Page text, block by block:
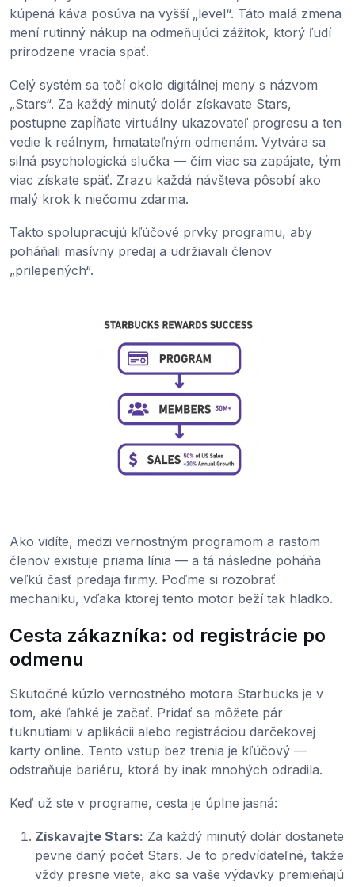
kúpená káva posúva na vyšší „level“. Táto malá zmena
mení rutinný nákup na odmeňujúci zážitok, ktorý ľudí
prirodzene vracia späť.
Celý systém sa točí okolo digitálnej meny s názvom
„Stars“. Za každý minutý dolár získavate Stars,
postupne zapĺňate virtuálny ukazovateľ progresu a ten
vedie k reálnym, hmatateľným odmenám. Vytvára sa
silná psychologická slučka — čím viac sa zapájate, tým
viac získate späť. Zrazu každá návšteva pôsobí ako
malý krok k niečomu zdarma.
Takto spolupracujú kľúčové prvky programu, aby
poháňali masívny predaj a udržiavali členov
„prilepených“.
Ako vidíte, medzi vernostným programom a rastom
členov existuje priama línia — a tá následne poháňa
veľkú časť predaja firmy. Poďme si rozobrať
mechaniku, vďaka ktorej tento motor beží tak hladko.
Cesta zákazníka: od registrácie po
odmenu
Skutočné kúzlo vernostného motora Starbucks je v
tom, aké ľahké je začať. Pridať sa môžete pár
ťuknutiami v aplikácii alebo registráciou darčekovej
karty online. Tento vstup bez trenia je kľúčový —
odstraňuje bariéru, ktorá by inak mnohých odradila.
Keď už ste v programe, cesta je úplne jasná:
Získavajte Stars: Za každý minutý dolár dostanete
pevne daný počet Stars. Je to predvídateľné, takže
vždy presne viete, ako sa vaše výdavky premieňajú